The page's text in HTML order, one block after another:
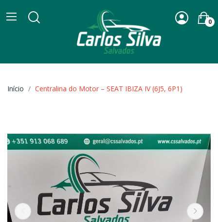
0
Início Centralina do Motor – SEAT IBIZA IV (6J5, 6P1)